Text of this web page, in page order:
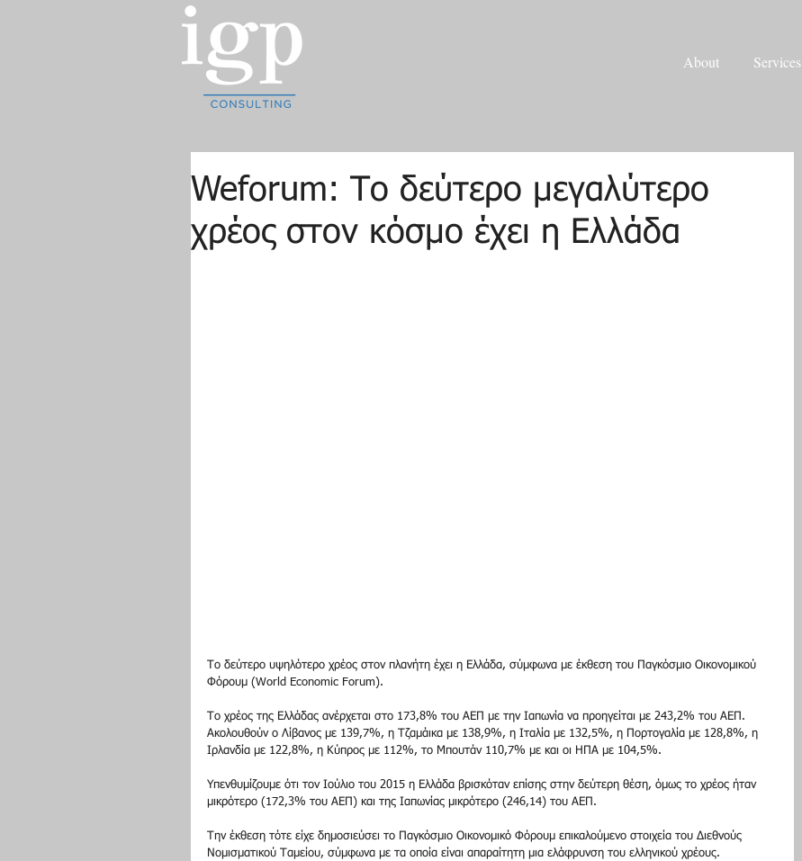
Weforum: Το δεύτερο μεγαλύτερο
χρέος στον κόσμο έχει η Ελλάδα
Το δεύτερο υψηλότερο χρέος στον πλανήτη έχει η Ελλάδα, σύμφωνα με έκθεση του Παγκόσμιο Οικονομικού
Φόρουμ (World Economic Forum).
Το χρέος της Ελλάδας ανέρχεται στο 173,8% του ΑΕΠ με την Ιαπωνία να προηγείται με 243,2% του ΑΕΠ.
Ακολουθούν ο Λίβανος με 139,7%, η Τζαμάικα με 138,9%, η Ιταλία με 132,5%, η Πορτογαλία με 128,8%, η
Ιρλανδία με 122,8%, η Κύπρος με 112%, το Μπουτάν 110,7% με και οι ΗΠΑ με 104,5%.
Υπενθυμίζουμε ότι τον Ιούλιο του 2015 η Ελλάδα βρισκόταν επίσης στην δεύτερη θέση, όμως το χρέος ήταν
μικρότερο (172,3% του ΑΕΠ) και της Ιαπωνίας μικρότερο (246,14) του ΑΕΠ.
Την έκθεση τότε είχε δημοσιεύσει το Παγκόσμιο Οικονομικό Φόρουμ επικαλούμενο στοιχεία του Διεθνούς
Νομισματικού Ταμείου, σύμφωνα με τα οποία είναι απαραίτητη μια ελάφρυνση του ελληνικού χρέους.
About Services